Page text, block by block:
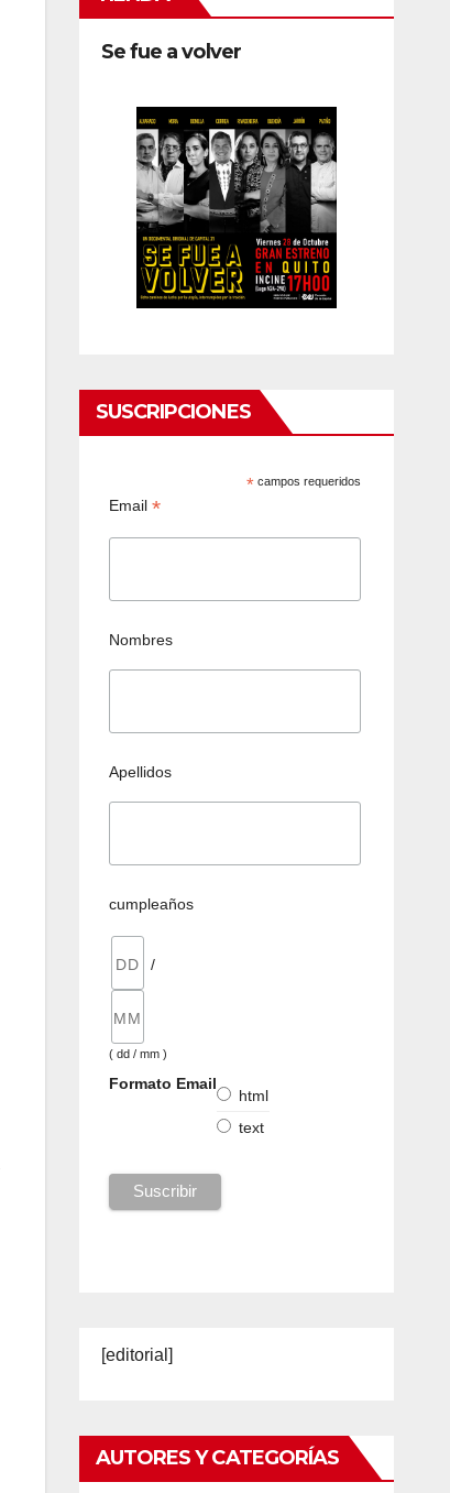
Se fue a volver
SUSCRIPCIONES
* campos requeridos
Email *
Nombres
Apellidos
cumpleaños
/
( dd / mm )
Formato Email
html
text
[editorial]
AUTORES Y CATEGORÍAS